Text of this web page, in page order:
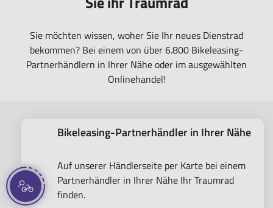
Sie möchten wissen, woher Sie Ihr neues Dienstrad
bekommen? Bei einem von über 6.800 Bikeleasing-
Partnerhändlern in Ihrer Nähe oder im ausgewählten
Onlinehandel!
Bikeleasing-Partnerhändler in Ihrer Nähe
Auf unserer Händlerseite per Karte bei einem
Partnerhändler in Ihrer Nähe Ihr Traumrad
finden.